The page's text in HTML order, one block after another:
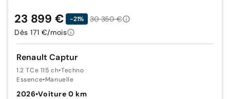
Renault Captur
1.2 TCe 115 ch•Techno
Essence•Manuelle
2026•Voiture 0 km
23 899 € -21%
30 350 €
Dès 171 €/mois